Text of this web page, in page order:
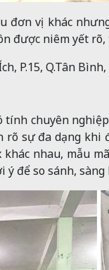
đơn vị khác
được niêm yết
P.15, Q.Tân
chuyên
sự đa dạng khi
nhau, mẫu
ý để so sánh,